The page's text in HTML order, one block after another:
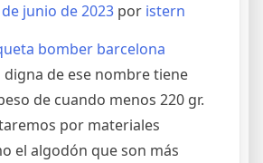
de junio de 2023 por istern
digna de ese nombre tiene
de cuando menos 220 gr.
por materiales
el algodón que son más